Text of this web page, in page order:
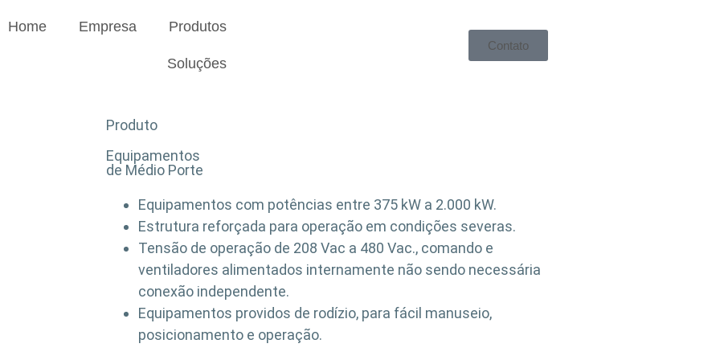
Home Empresa Produtos
Soluções
Contato
Produto
Equipamentos
de Médio Porte
Equipamentos com potências entre 375 kW a 2.000 kW.
Estrutura reforçada para operação em condições severas.
Tensão de operação de 208 Vac a 480 Vac., comando e
ventiladores alimentados internamente não sendo necessária
conexão independente.
Equipamentos providos de rodízio, para fácil manuseio,
posicionamento e operação.